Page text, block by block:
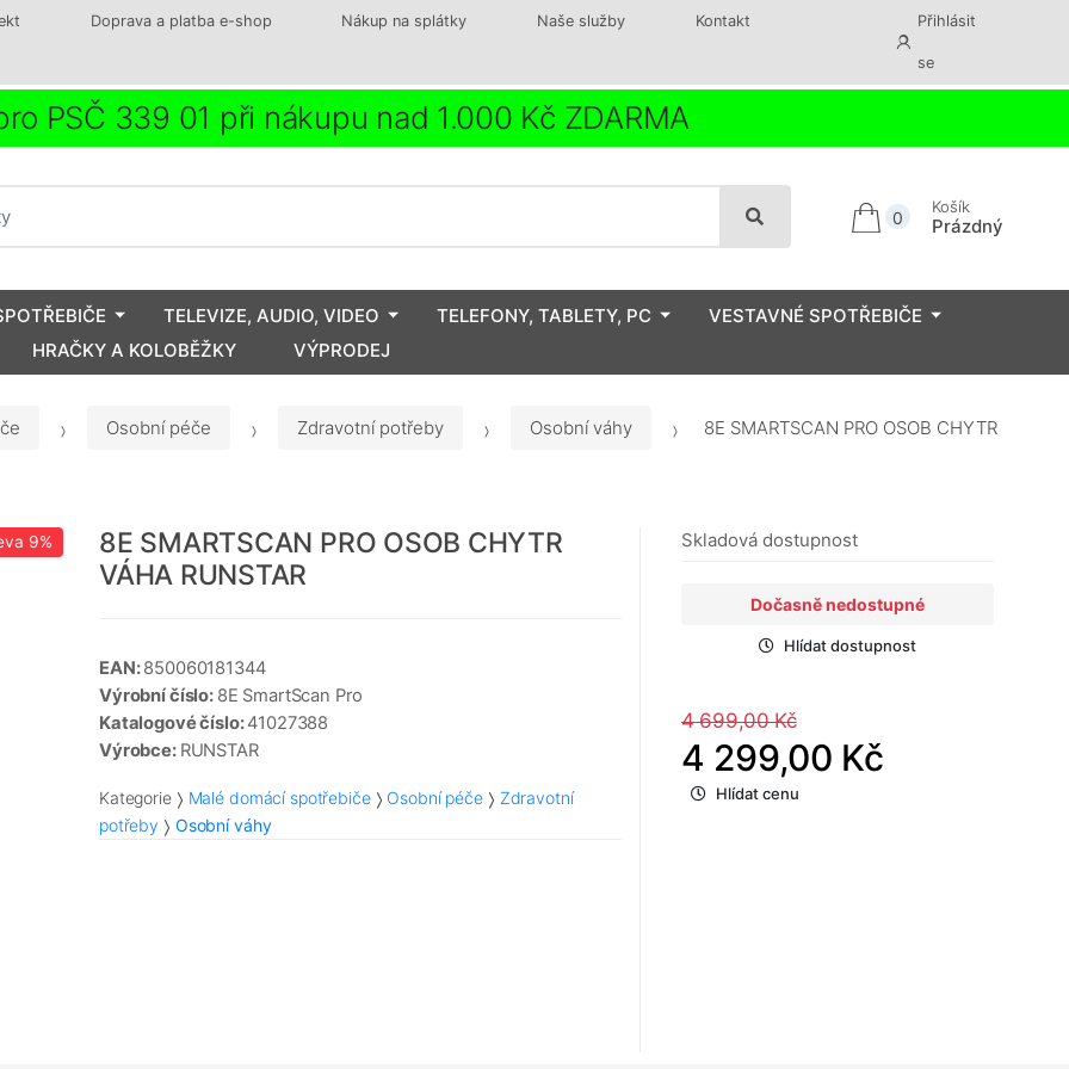
Doprava a platba e-shop Nákup na splátky Naše služby Kontakt Přihlásit
se
PSČ 339 01 při nákupu nad 1.000 Kč ZDARMA
0
Košík
Prázdný
TELEVIZE, AUDIO, VIDEO TELEFONY, TABLETY, PC
VESTAVNÉ SPOTŘEBIČE
HRAČKY A KOLOBĚŽKY
VÝPRODEJ
Osobní péče Zdravotní potřeby Osobní váhy 8E SMARTSCAN PRO OSOB CHYTR
9%
8E SMARTSCAN PRO OSOB CHYTR
VÁHA RUNSTAR
EAN:850060181344
Výrobní číslo: 8E SmartScan Pro
Katalogové číslo:41027388
Výrobce: RUNSTAR
Kategorie Malé domácí spotřebiče Osobní péče
Zdravotní
potřeby
Osobní váhy
Skladová dostupnost
Dočasně nedostupné
Hlídat dostupnost
4 699,00 Kč
4 299,00 Kč
Hlídat cenu